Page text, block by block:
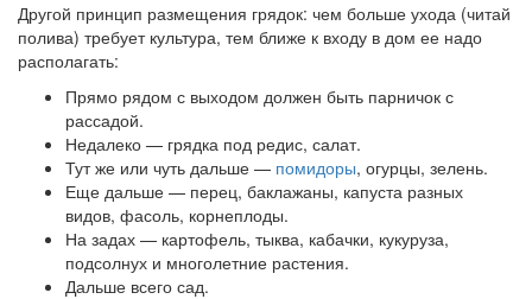
Другой принцип размещения грядок: чем больше ухода (читай
полива) требует культура, тем ближе к входу в дом ее надо
располагать:
Прямо рядом с выходом должен быть парничок с
рассадой.
Недалеко — грядка под редис, салат.
Тут же или чуть дальше — помидоры, огурцы, зелень.
Еще дальше — перец, баклажаны, капуста разных
видов, фасоль, корнеплоды.
На задах — картофель, тыква, кабачки, кукуруза,
подсолнух и многолетние растения.
Дальше всего сад.